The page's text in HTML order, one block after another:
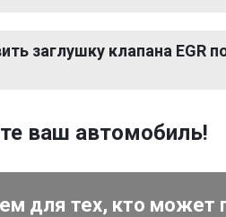
заглушку клапана EGR
ваш автомобиль!
для тех, кто может